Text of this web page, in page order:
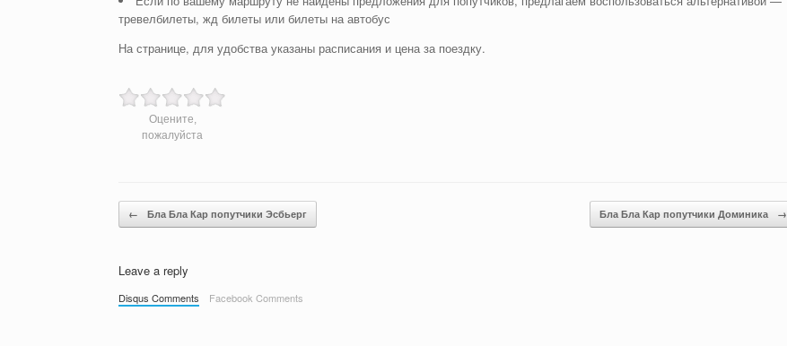
тревелбилеты, жд билеты или билеты на автобус
На странице, для удобства указаны расписания и цена за поездку.
Оцените,
пожалуйста
Post navigation
← Бла Бла Кар попутчики Эсбьерг Бла Бла Кар попутчики Доминика →
Leave a reply
Disqus Comments Facebook Comments